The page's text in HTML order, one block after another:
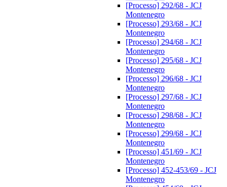
[Processo] 292/68 - JCJ
Montenegro
[Processo] 293/68 - JCJ
Montenegro
[Processo] 294/68 - JCJ
Montenegro
[Processo] 295/68 - JCJ
Montenegro
[Processo] 296/68 - JCJ
Montenegro
[Processo] 297/68 - JCJ
Montenegro
[Processo] 298/68 - JCJ
Montenegro
[Processo] 299/68 - JCJ
Montenegro
[Processo] 451/69 - JCJ
Montenegro
[Processo] 452-453/69 - JCJ
Montenegro